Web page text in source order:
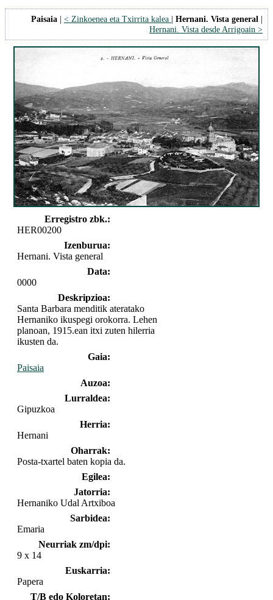
Paisaia | < Zinkoenea eta Txirrita kalea | Hernani. Vista general |
Hernani. Vista desde Arrigoain >
Erregistro zbk.:
HER00200
Izenburua:
Hernani. Vista general
Data:
0000
Deskripzioa:
Santa Barbara menditik ateratako
Hernaniko ikuspegi orokorra. Lehen
planoan, 1915.ean itxi zuten hilerria
ikusten da.
Gaia:
Paisaia
Auzoa:
Lurraldea:
Gipuzkoa
Herria:
Hernani
Oharrak:
Posta-txartel baten kopia da.
Egilea:
Jatorria:
Hernaniko Udal Artxiboa
Sarbidea:
Emaria
Neurriak zm/dpi:
9 x 14
Euskarria:
Papera
T/B edo Koloretan: